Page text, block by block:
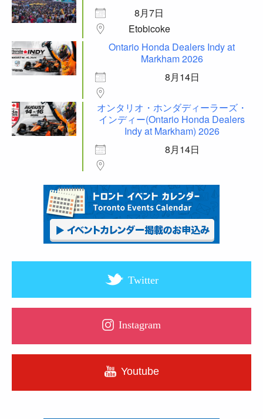
8月7日
Etobicoke
Ontario Honda Dealers Indy at
Markham 2026
8月14日
オンタリオ・ホンダディーラーズ・
インディー(Ontario Honda Dealers
Indy at Markham) 2026
8月14日
Twitter
Instagram
Youtube